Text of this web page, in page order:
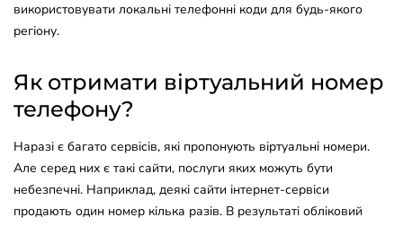
використовувати локальні телефонні коди для будь-якого
регіону.
Як отримати віртуальний номер
телефону?
Наразі є багато сервісів, які пропонують віртуальні номери.
Але серед них є такі сайти, послуги яких можуть бути
небезпечні. Наприклад, деякі сайти інтернет-сервіси
продають один номер кілька разів. В результаті обліковий